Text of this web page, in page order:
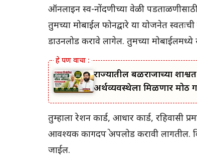
ऑनलाइन स्व-नोंदणीच्या वेळी
तुमच्या मोबाईल फोनद्वारे या योजनेत
डाउनलोड करावे लागेल. तुमच्या
राज्यातील बळीराजाच्या
अर्थव्यवस्थेला मिळणार मोठी
तुम्हाला रेशन कार्ड, आधार कार्ड, रहिवासी
आवश्यक कागदपत्रे अपलोड करावी
जाईल.